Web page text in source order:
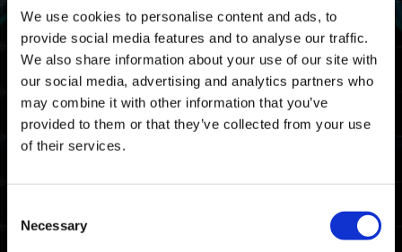
We use cookies to personalise content and ads, to
provide social media features and to analyse our traffic.
We also share information about your use of our site with
our social media, advertising and analytics partners who
may combine it with other information that you’ve
provided to them or that they’ve collected from your use
of their services.
Selection
Necessary
댐
보상
랭크 어워드
1번이라도 클리어한 플레이어
랭크 획득 랭크 어워드